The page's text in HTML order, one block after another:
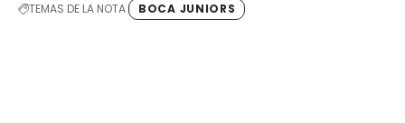
TEMAS DE LA NOTA BOCA JUNIORS